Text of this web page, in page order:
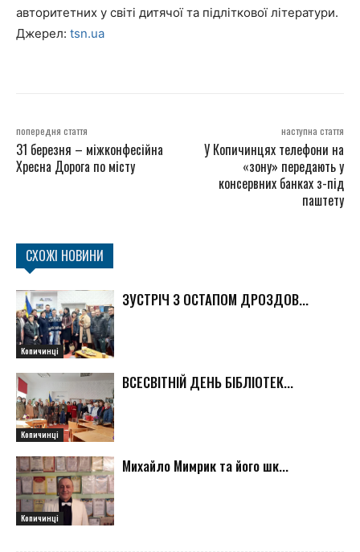
авторитетних у світі дитячої та підліткової літератури.
Джерел: tsn.ua
попередня стаття
31 березня – міжконфесійна
Хресна Дорога по місту
наступна стаття
У Копичинцях телефони на
«зону» передають у
консервних банках з-під
паштету
СХОЖІ НОВИНИ
Копичинці
ЗУСТРІЧ З ОСТАПОМ ДРОЗДОВ...
Копичинці
ВСЕСВІТНІЙ ДЕНЬ БІБЛІОТЕК...
Копичинці
Михайло Мимрик та його шк...